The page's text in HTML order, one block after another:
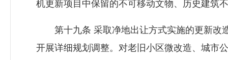
机更新项目中保留的不可移动文物、历史建筑
第十九条 采取净地出让方式实施的更新改
开展详细规划调整。对老旧小区微改造、城市